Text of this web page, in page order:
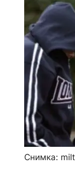
Снимка: